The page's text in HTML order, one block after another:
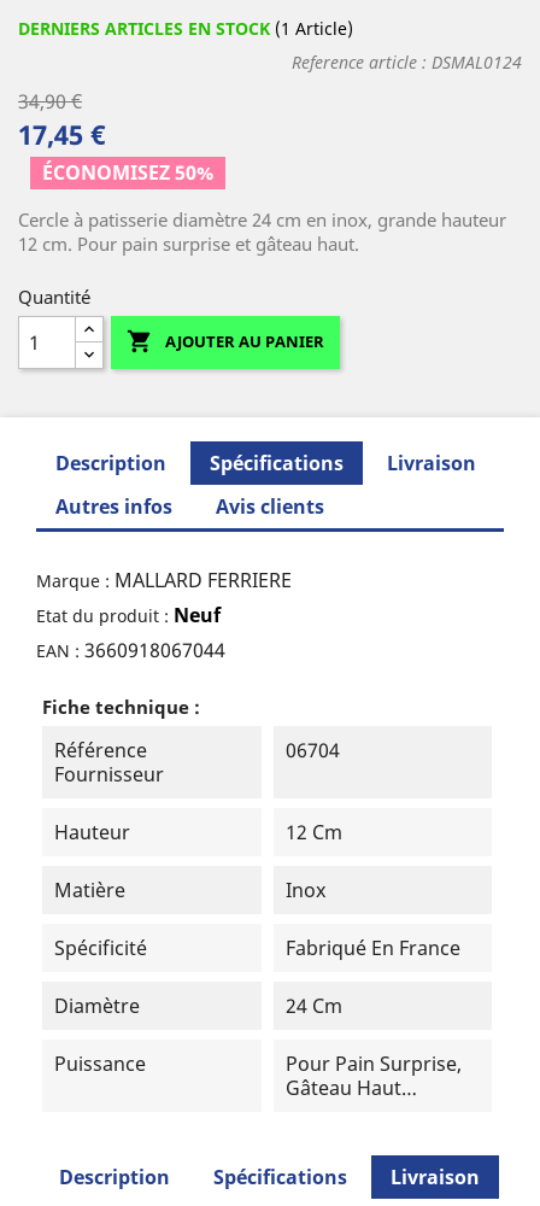
DERNIERS ARTICLES EN STOCK (1 Article)
Reference article : DSMAL0124
34,90 €
17,45 €
ÉCONOMISEZ 50%
Cercle à patisserie diamètre 24 cm en inox, grande hauteur
12 cm. Pour pain surprise et gâteau haut.
Quantité
 AJOUTER AU PANIER
Description Spécifications
Livraison
Autres infos
Avis clients
Marque : MALLARD FERRIERE
Etat du produit : Neuf
EAN : 3660918067044
Fiche technique :
Référence
Fournisseur
06704
Hauteur 12 Cm
Matière Inox
Spécificité Fabriqué En France
Diamètre 24 Cm
Puissance
Pour Pain Surprise,
Gâteau Haut…
Description Spécifications
Livraison